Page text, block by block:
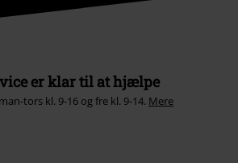
er klar til at hjælpe
tors kl. 9-16 og fre kl. 9-14. Mere